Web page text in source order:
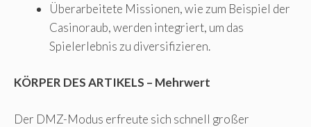
Überarbeitete Missionen, wie zum Beispiel der
Casinoraub, werden integriert, um das
Spielerlebnis zu diversifizieren.
KÖRPER DES ARTIKELS – Mehrwert
Der DMZ-Modus erfreute sich schnell großer